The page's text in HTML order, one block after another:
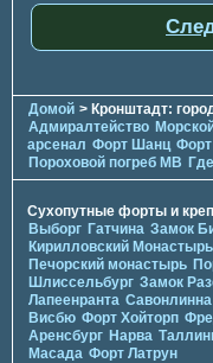
Домой > Кронштадт:
Адмиралтейство
арсенал Форт Шанц
Пороховой погреб МВ
Сухопутные форты и
Выборг Гатчина Замок
Кирилловский Монастырь
Печорcкий монастырь
Шлиссельбург Замок
Лапеенранта Савонлинна
Висбю Форт Хойторп
Аренсбург Нарва
Масада Форт Латрун